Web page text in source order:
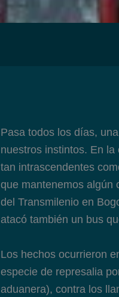
Pasa todos los días,
nuestros instintos. En
tan intrascendentes
que mantenemos algún
del Transmilenio en
atacó también un bus
Los hechos ocurrieron
especie de represalia
aduanera), contra los